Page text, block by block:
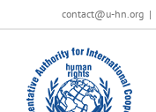
al
contenuto
contact@u-hn.org |